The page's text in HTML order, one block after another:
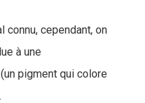
connu, cependant, on
à une
pigment qui colore